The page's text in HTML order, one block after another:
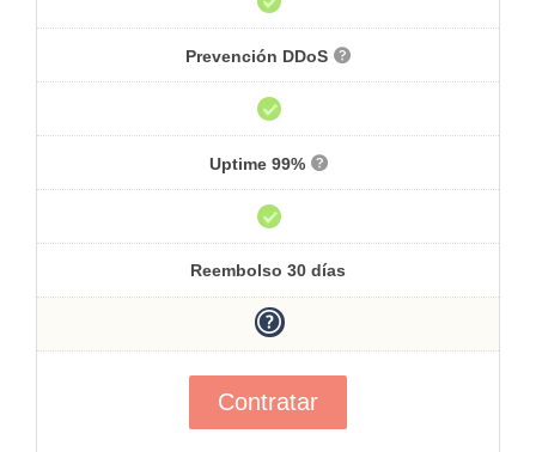
Prevención DDoS
Uptime 99%
Reembolso 30 días
Contratar